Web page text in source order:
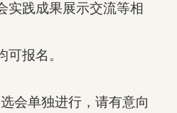
实践成果展示交流等相
可报名。
会单独进行，请有意向